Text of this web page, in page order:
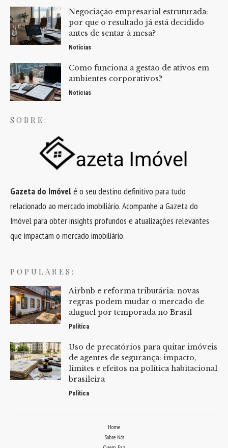
Negociação empresarial estruturada:
por que o resultado já está decidido
antes de sentar à mesa?
Notícias
Como funciona a gestão de ativos em
ambientes corporativos?
Notícias
SOBRE:
Gazeta do Imóvelé o seu destino definitivo para tudo
relacionado ao mercado imobiliário. Acompanhe a Gazeta do
Imóvel para obter insights profundos e atualizações relevantes
que impactam o mercado imobiliário.
POPULARES:
Airbnb e reforma tributária: novas
regras podem mudar o mercado de
aluguel por temporada no Brasil
Política
Uso de precatórios para quitar imóveis
de agentes de segurança: impacto,
limites e efeitos na política habitacional
brasileira
Política
Home
Sobre Nós